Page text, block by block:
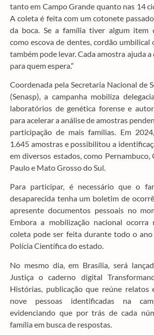
tanto em Campo Grande quanto nas 14
A coleta é feita com um cotonete
da boca. Se a família tiver algum item
como escova de dentes, cordão umbilical
também pode levar. Cada amostra ajuda
para quem espera.”
Coordenada pela Secretaria Nacional de
(Senasp), a campanha mobiliza
laboratórios de genética forense e
para acelerar a análise de amostras
participação de mais famílias. Em
1.645 amostras e possibilitou a
em diversos estados, como Pernambuco,
Paulo e Mato Grosso do Sul.
Para participar, é necessário que o
desaparecida tenha um boletim de
apresente documentos pessoais no
Embora a mobilização nacional ocorra
coleta pode ser feita durante todo o
Polícia Científica do estado.
No mesmo dia, em Brasília, será
Justiça o caderno digital
Histórias, publicação que reúne relatos
nove pessoas identificadas na
evidenciando que por trás de cada
família em busca de respostas.